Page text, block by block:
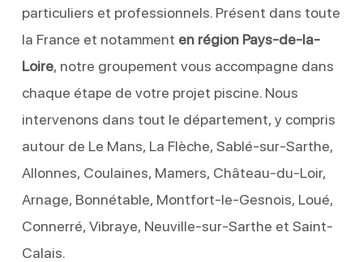
particuliers et professionnels. Présent dans toute
la France et notamment en région Pays-de-la-
Loire, notre groupement vous accompagne dans
chaque étape de votre projet piscine. Nous
intervenons dans tout le département, y compris
autour de Le Mans, La Flèche, Sablé-sur-Sarthe,
Allonnes, Coulaines, Mamers, Château-du-Loir,
Arnage, Bonnétable, Montfort-le-Gesnois, Loué,
Connerré, Vibraye, Neuville-sur-Sarthe et Saint-
Calais.